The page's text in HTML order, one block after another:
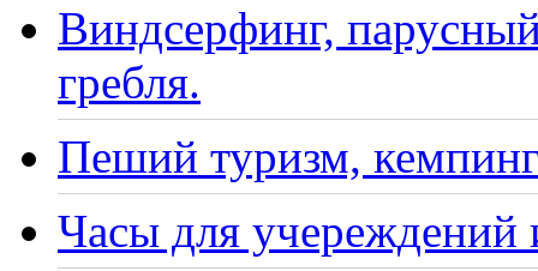
Виндсерфинг,
гребля.
Пеший туризм,
Часы для учереждений